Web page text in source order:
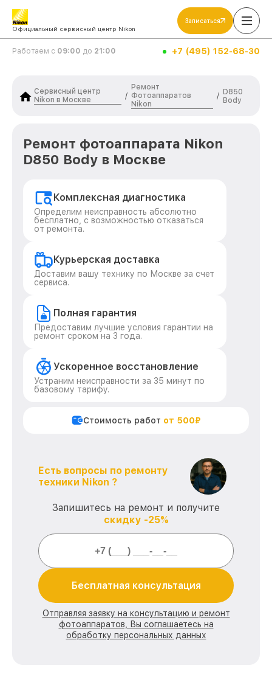
Официальный сервисный центр Nikon
Записаться
Работаем с 09:00 до 21:00 +7 (495) 152-68-30
Сервисный центр
Nikon в Москве
/
Ремонт
Фотоаппаратов
Nikon
/ D850
Body
Ремонт фотоаппарата Nikon
D850 Body в Москве
Комплексная диагностика
Определим неисправность абсолютно
бесплатно, с возможностью отказаться
от ремонта.
Курьерская доставка
Доставим вашу технику по Москве за счет
сервиса.
Полная гарантия
Предоставим лучшие условия гарантии на
ремонт сроком на 3 года.
Ускоренное восстановление
Устраним неисправности за 35 минут по
базовому тарифу.
Стоимость работ от 500₽
Есть вопросы по ремонту
техники Nikon ?
Запишитесь на ремонт и получите
скидку -25%
Бесплатная консультация
Отправляя заявку на консультацию и ремонт
фотоаппаратов, Вы соглашаетесь на
обработку персональных данных